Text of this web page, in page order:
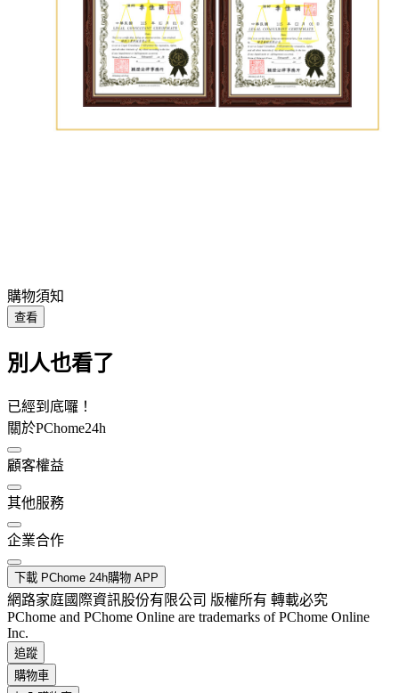
購物須知
查看
別人也看了
已經到底囉！
關於PChome24h
顧客權益
其他服務
企業合作
下載 PChome 24h購物 APP
網路家庭國際資訊股份有限公司 版權所有 轉載必究
PChome and PChome Online are trademarks of PChome Online
Inc.
追蹤
購物車